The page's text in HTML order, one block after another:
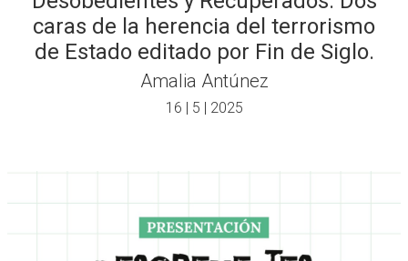
caras de la herencia del terrorismo
de Estado editado por Fin de Siglo.
Amalia Antúnez
16 | 5 | 2025